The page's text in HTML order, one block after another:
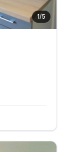
1/5